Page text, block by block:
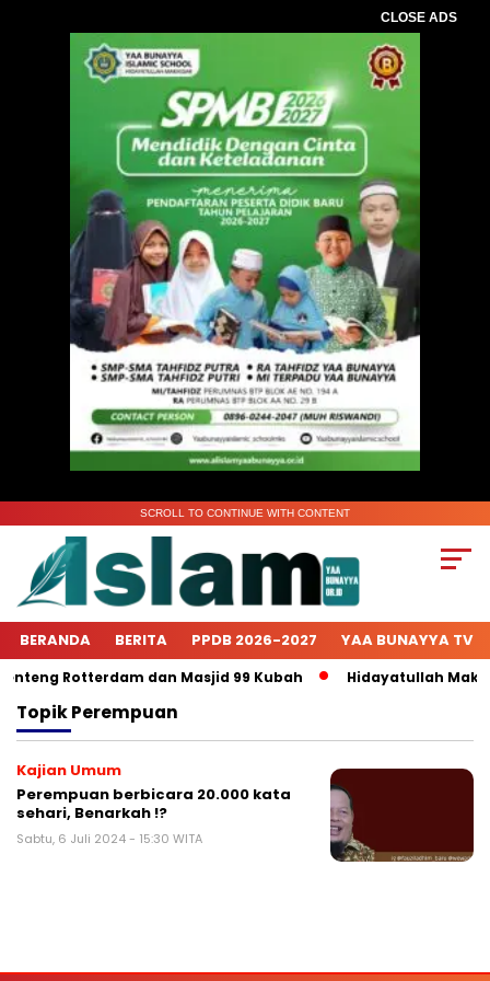
CLOSE ADS
SCROLL TO CONTINUE WITH CONTENT
BERANDA BERITA PPDB 2026-2027 YAA BUNAYYA TV
Rotterdam dan Masjid 99 Kubah Hidayatullah
TopikPerempuan
Kajian Umum
Perempuan berbicara 20.000 kata
sehari, Benarkah !?
Sabtu, 6 Juli 2024 - 15:30 WITA